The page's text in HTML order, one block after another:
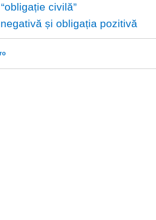
civilă”
și obligația pozitivă